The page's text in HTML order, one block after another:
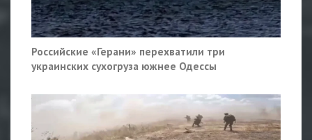
Российские «Герани» перехватили три
украинских сухогруза южнее Одессы